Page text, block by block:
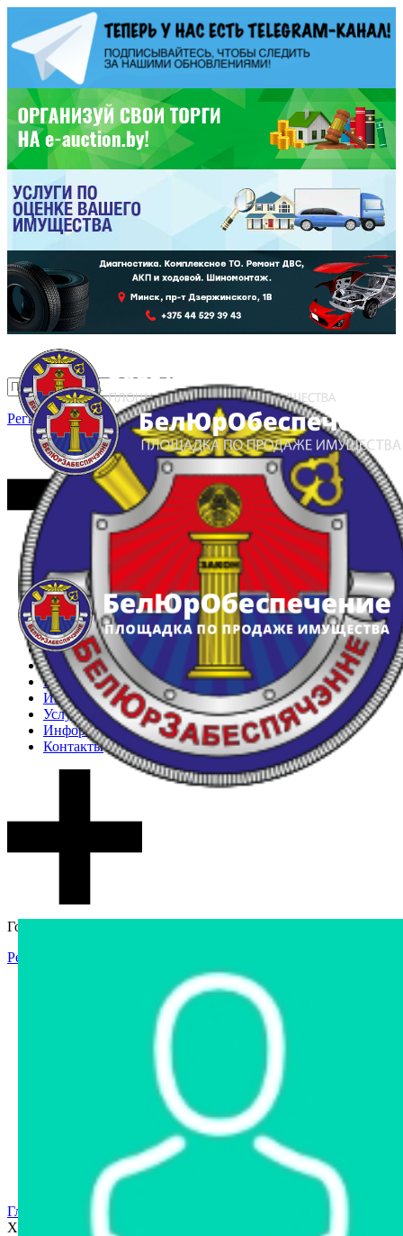
Регистрация Вход
Главная
Арестованное имущество
Реестр несостоявшихся торгов
Реестр переоценок
Частное имущество
Государственное имущество
Интернет-магазин
Интернет-витрина
Услуги
Информация
Контакты
Гостевой доступ
Регистрация
Интернет-магазин
Интернет-витрина
Арестованное имущество
Реестр несостоявшихся торгов
Реестр переоценок
Государственное имущество
Главная страница
Хранилище в г. Бобруйске, площадью 773.3м²